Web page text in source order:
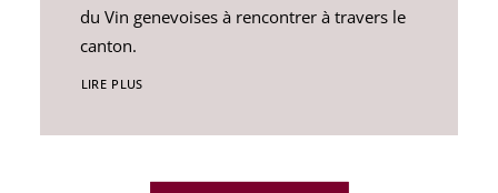
du Vin genevoises à rencontrer à travers le
canton.
LIRE PLUS